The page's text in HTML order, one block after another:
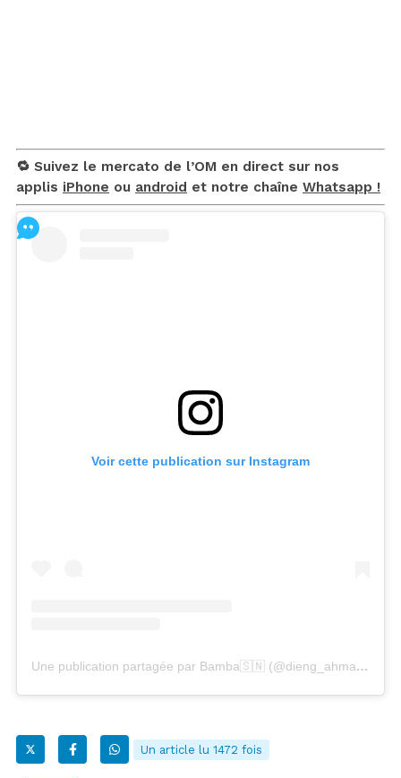
🔁 Suivez le mercato de l’OM en direct sur nos
applis iPhone ou android et notre chaîne Whatsapp !
Voir cette publication sur Instagram
Une publication partagée par Bamba🇸🇳 (@dieng_ahmadou_bamba)
Un article lu 1472 fois